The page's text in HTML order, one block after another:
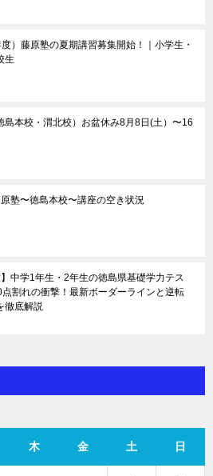
）藤原塾の夏期講習募集開始！｜小学生・
生
島本校・渭北校）お盆休み8月8日(土）〜16
塾〜徳島本校〜講座の空き状況
】中学1年生・2年生の徳島県基礎学力テス
点割れの衝撃！最新ボーダーラインと逆転
徹底解説
木 金 土 日